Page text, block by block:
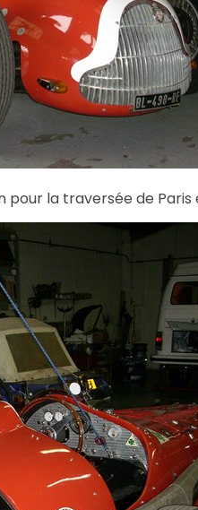
pour la traversée de Paris